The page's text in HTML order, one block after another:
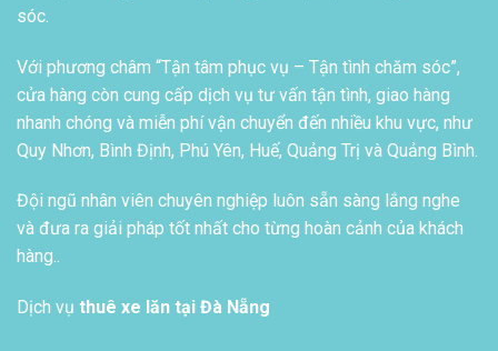
sóc.
Với phương châm “Tận tâm phục vụ – Tận tình chăm sóc”,
cửa hàng còn cung cấp dịch vụ tư vấn tận tình, giao hàng
nhanh chóng và miễn phí vận chuyển đến nhiều khu vực, như
Quy Nhơn, Bình Định, Phú Yên, Huế, Quảng Trị và Quảng Bình.
Đội ngũ nhân viên chuyên nghiệp luôn sẵn sàng lắng nghe
và đưa ra giải pháp tốt nhất cho từng hoàn cảnh của khách
hàng..
Dịch vụ thuê xe lăn tại Đà Nẵng